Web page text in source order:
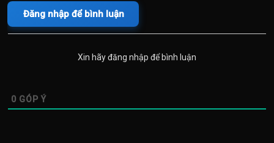
Đăng nhập để bình luận
Xin hãy đăng nhập để bình luận
0 GÓP Ý